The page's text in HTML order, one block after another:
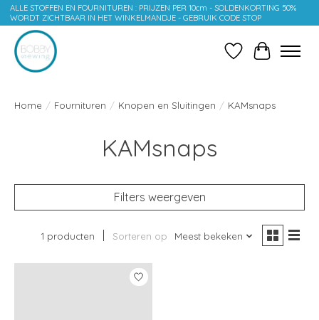
ALLE STOFFEN EN FOURNITUREN : PRIJZEN PER 10cm - SOLDENKORTING 50%
WORDT ZICHTBAAR IN HET WINKELMANDJE - GEBRUIK CODE STOP
Verlanglijst
Home / Fournituren / Knopen en Sluitingen / KAMsnaps
KAMsnaps
Filters weergeven
1 producten Sorteren op Meest bekeken